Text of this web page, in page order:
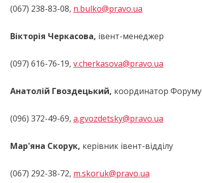
(067) 238-83-08, n.bulko@pravo.ua
Вікторія Черкасова, івент-менеджер
(097) 616-76-19, v.cherkasova@pravo.ua
Анатолій Гвоздецький, координатор Форуму
(096) 372-49-69, a.gvozdetsky@pravo.ua
Мар'яна Скорук, керівник івент-відділу
(067) 292-38-72, m.skoruk@pravo.ua